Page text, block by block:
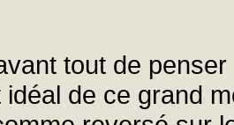
tout de
de ce grand